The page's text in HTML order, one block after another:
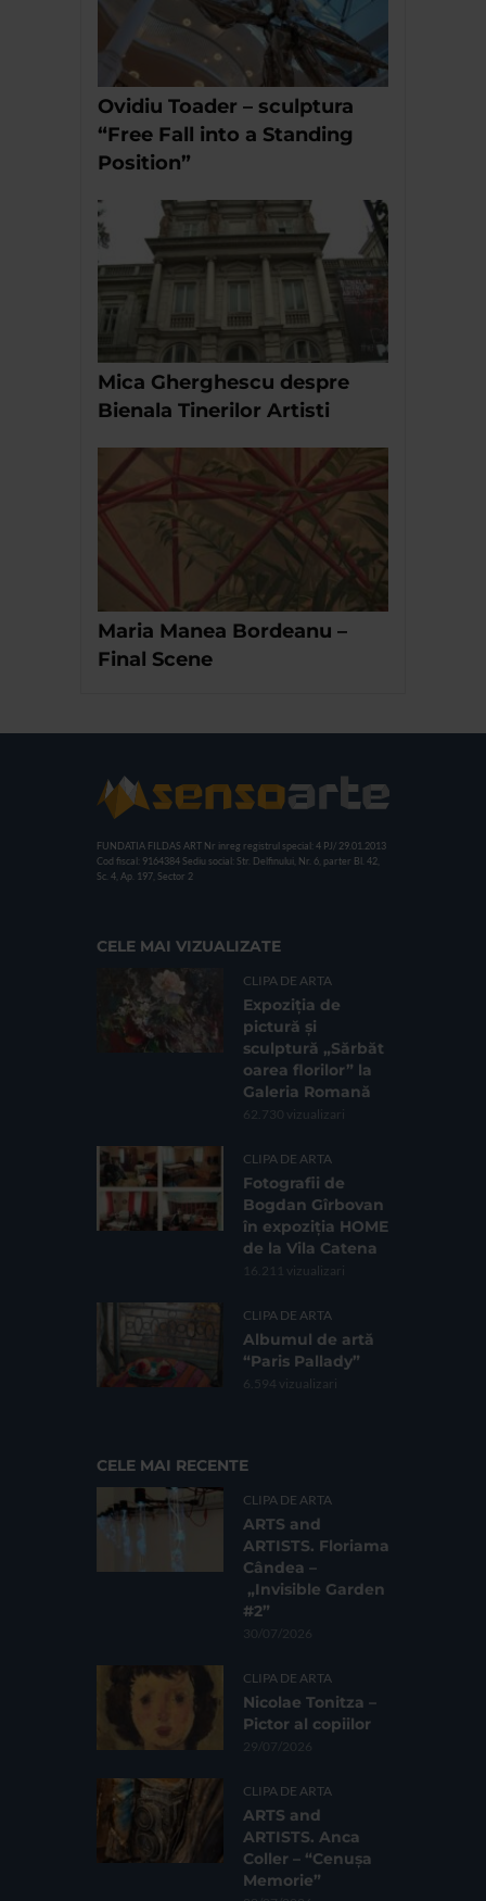
Ovidiu Toader – sculptura
“Free Fall into a Standing
Position”
Mica Gherghescu despre
Bienala Tinerilor Artisti
Maria Manea Bordeanu –
Final Scene
FUNDATIA FILDAS ART Nr inreg registrul special: 4 PJ/ 29.01.2013
Cod fiscal: 9164384 Sediu social: Str. Delfinului, Nr. 6, parter Bl. 42,
Sc. 4, Ap. 197, Sector 2
CELE MAI VIZUALIZATE
CLIPA DE ARTA
Expoziția de
pictură și
sculptură „Sărbăt
oarea florilor” la
Galeria Romană
62.730 vizualizari
CLIPA DE ARTA
Fotografii de
Bogdan Gîrbovan
în expoziția HOME
de la Vila Catena
16.211 vizualizari
CLIPA DE ARTA
Albumul de artă
“Paris Pallady”
6.594 vizualizari
CELE MAI RECENTE
CLIPA DE ARTA
ARTS and
ARTISTS. Floriama
Cândea –
„Invisible Garden
#2”
30/07/2026
CLIPA DE ARTA
Nicolae Tonitza –
Pictor al copiilor
29/07/2026
CLIPA DE ARTA
ARTS and
ARTISTS. Anca
Coller – “Cenușa
Memorie”